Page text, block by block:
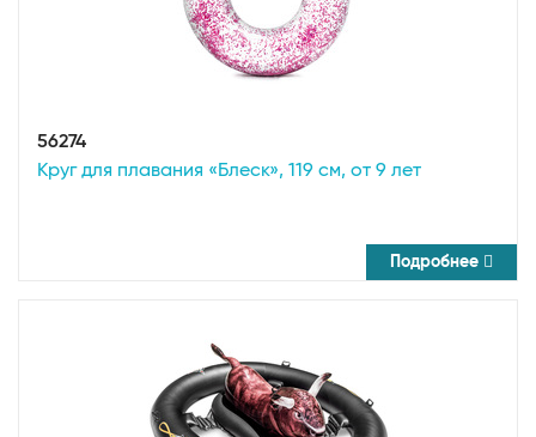
56274
Круг для плавания «Блеск», 119 см, от 9 лет
Подробнее